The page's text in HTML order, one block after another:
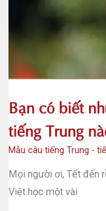
thường
Bạn có biết
tiếng Trung
Mẫu câu tiếng Trung -
Mọi người ơi, Tết đến
Việt học một vài